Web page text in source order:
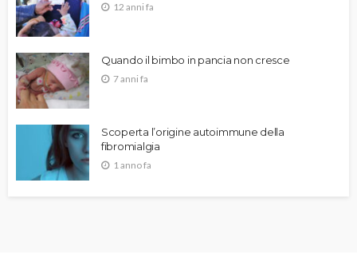
12 anni fa
Quando il bimbo in pancia non cresce
7 anni fa
Scoperta l’origine autoimmune della
fibromialgia
1 anno fa